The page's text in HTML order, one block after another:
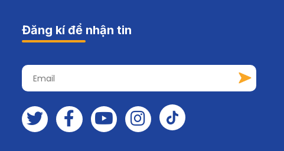
Đăng kí để nhận tin